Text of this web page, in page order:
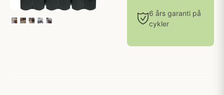
6 års garanti på
cykler